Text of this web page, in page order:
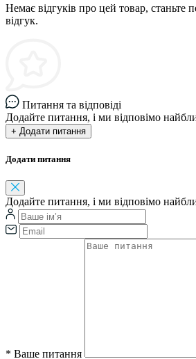
Немає відгуків про цей товар, станьте
відгук.
Питання та відповіді
Додайте питання, і ми відповімо
+ Додати питання
Додати питання
Додайте питання, і ми відповімо
* Ваше питання